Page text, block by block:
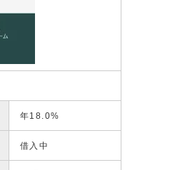
年18.0%
借入中